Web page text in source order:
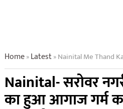
Home»Latest»Nainital Me Thand
Nainital- सरोवर
का हुआ आगाज गर्म